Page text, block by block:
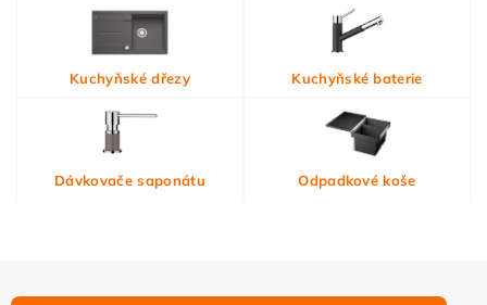
Vložením hodnocení souhlasíte s
podmínkami ochrany
osobních údajů
Kuchyňské dřezy Kuchyňské baterie
Dávkovače saponátu Odpadkové koše